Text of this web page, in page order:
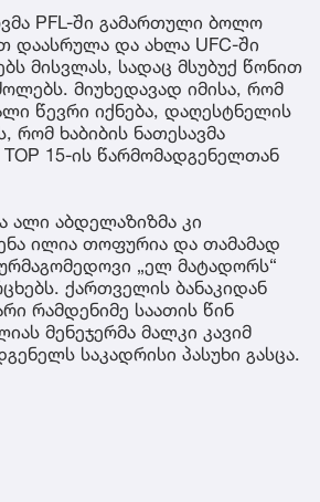
PFL-ში გამართული ბოლო
დაასრულა და ახლა UFC-ში
მისვლას, სადაც მსუბუქ წონით
მიუხედავად იმისა, რომ
წევრი იქნება, დაღესტნელის
რომ ხაბიბის ნათესავმა
15-ის წარმომადგენელთან
ალი აბდელაზიზმა კი
ილია თოფურია და თამამად
„ელ მატადორს“
ქართველის ბანაკიდან
რამდენიმე საათის წინ
მენეჯერმა მალკი კავიმ
საკადრისი პასუხი გასცა.